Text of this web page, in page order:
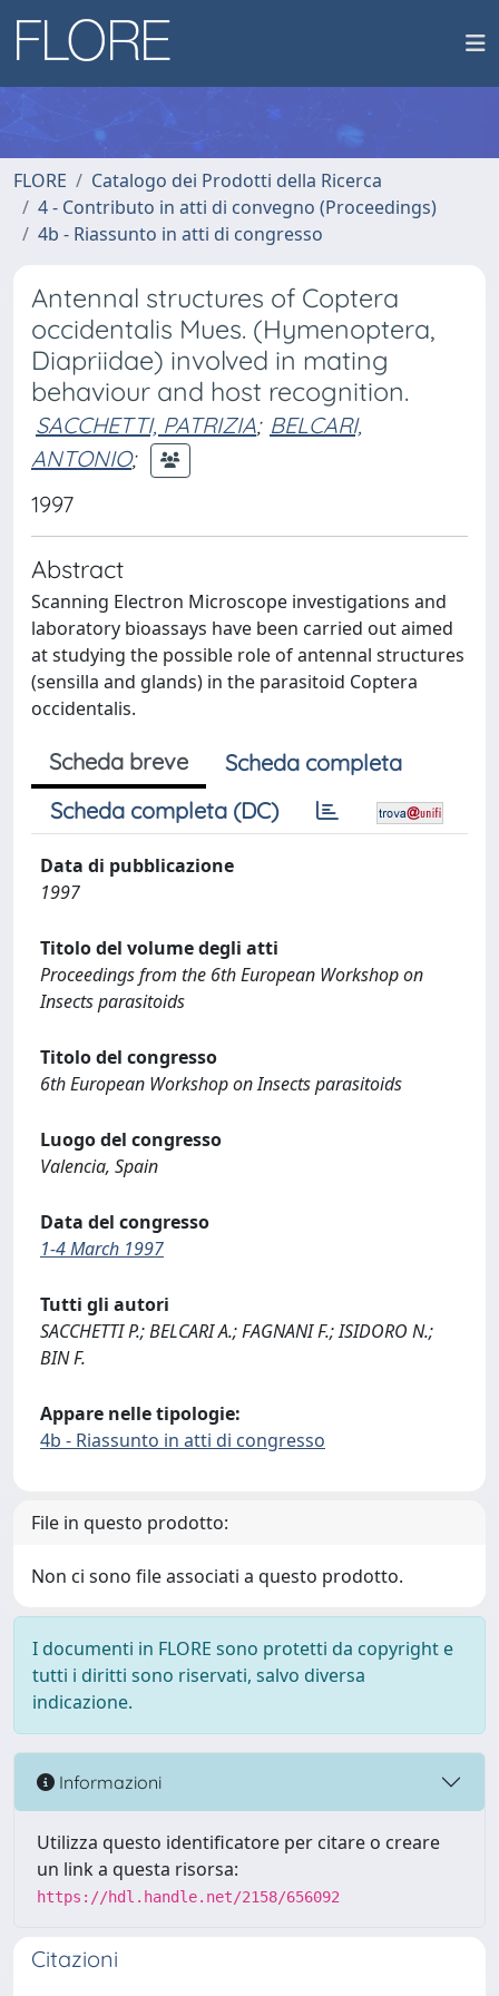
FLORE
Catalogo dei Prodotti della Ricerca
4 - Contributo in atti di convegno (Proceedings)
4b - Riassunto in atti di congresso
Antennal structures of Coptera
occidentalis Mues. (Hymenoptera,
Diapriidae) involved in mating
behaviour and host recognition.
SACCHETTI, PATRIZIA; BELCARI,
ANTONIO;
1997
Abstract
Scanning Electron Microscope investigations and
laboratory bioassays have been carried out aimed
at studying the possible role of antennal structures
(sensilla and glands) in the parasitoid Coptera
occidentalis.
Scheda breve
Scheda completa
Scheda completa (DC)
Data di pubblicazione
1997
Titolo del volume degli atti
Proceedings from the 6th European Workshop on
Insects parasitoids
Titolo del congresso
6th European Workshop on Insects parasitoids
Luogo del congresso
Valencia, Spain
Data del congresso
1-4 March 1997
Tutti gli autori
SACCHETTI P.; BELCARI A.; FAGNANI F.; ISIDORO N.;
BIN F.
Appare nelle tipologie:
4b - Riassunto in atti di congresso
File in questo prodotto:
Non ci sono file associati a questo prodotto.
I documenti in FLORE sono protetti da copyright e
tutti i diritti sono riservati, salvo diversa
indicazione.
Informazioni
Utilizza questo identificatore per citare o creare
un link a questa risorsa:
https://hdl.handle.net/2158/656092
Citazioni